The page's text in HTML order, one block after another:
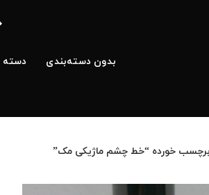
بدون دسته‌بندی دسته
خورده “خط چشم ماژیکی مک”